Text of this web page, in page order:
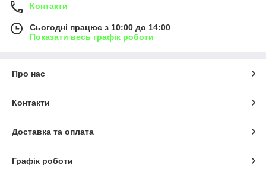
Контакти
Сьогодні працює з 10:00 до 14:00
Показати весь графік роботи
Про нас
Контакти
Доставка та оплата
Графік роботи